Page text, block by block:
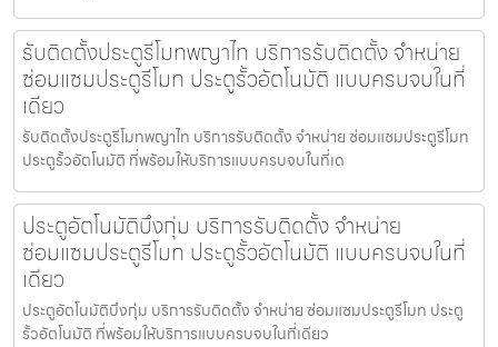
รับติดตั้งประตูรีโมทพญาไท บริการรับติดตั้ง จำหน่าย
ซ่อมแซมประตูรีโมท ประตูรั้วอัตโนมัติ แบบครบจบในที่
เดียว
รับติดตั้งประตูรีโมทพญาไท บริการรับติดตั้ง จำหน่าย ซ่อมแซมประตูรีโมท
ประตูรั้วอัตโนมัติ ที่พร้อมให้บริการแบบครบจบในที่เด
ประตูอัตโนมัติบึงกุ่ม บริการรับติดตั้ง จำหน่าย
ซ่อมแซมประตูรีโมท ประตูรั้วอัตโนมัติ แบบครบจบในที่
เดียว
ประตูอัตโนมัติบึงกุ่ม บริการรับติดตั้ง จำหน่าย ซ่อมแซมประตูรีโมท ประตู
รั้วอัตโนมัติ ที่พร้อมให้บริการแบบครบจบในที่เดียว